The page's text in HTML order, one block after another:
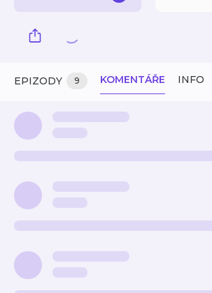
EPIZODY 9 KOMENTÁŘE INFO